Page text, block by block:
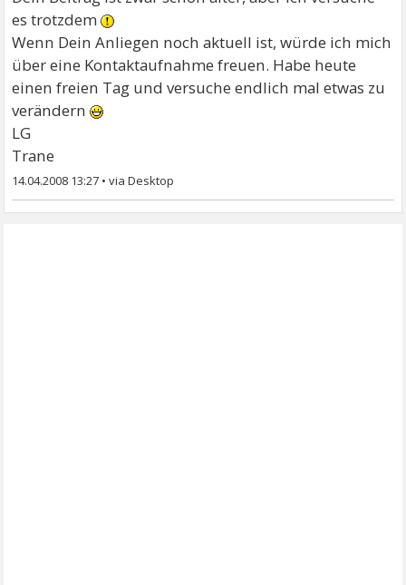
es trotzdem
Wenn Dein Anliegen noch aktuell ist, würde ich mich
über eine Kontaktaufnahme freuen. Habe heute
einen freien Tag und versuche endlich mal etwas zu
verändern
LG
Trane
14.04.2008 13:27 •